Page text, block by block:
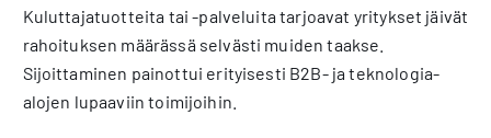
Kuluttajatuotteita tai -palveluita tarjoavat yritykset jäivät
rahoituksen määrässä selvästi muiden taakse.
Sijoittaminen painottui erityisesti B2B- ja teknologia-
alojen lupaaviin toimijoihin.